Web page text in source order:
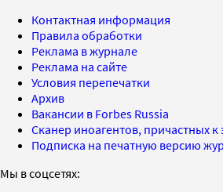
Контактная информация
Правила обработки
Реклама в журнале
Реклама на сайте
Условия перепечатки
Архив
Вакансии в Forbes Russia
Сканер иноагентов, причастных
Подписка на печатную версию
Мы в соцсетях: